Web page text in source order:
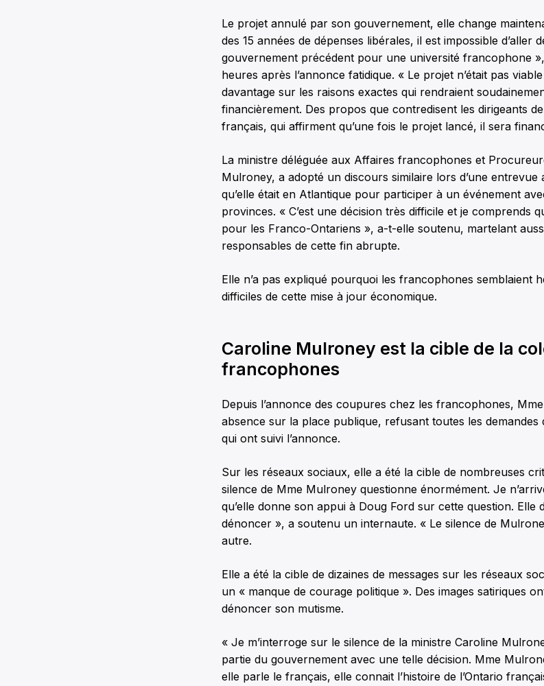
Le projet annulé par son gouvernement, elle change
des 15 années de dépenses libérales, il est impossible d’aller
gouvernement précédent pour une université francophone
heures après l’annonce fatidique. « Le projet n’était pas
davantage sur les raisons exactes qui rendraient
financièrement. Des propos que contredisent les dirigeants de
français, qui affirment qu’une fois le projet lancé, il sera
La ministre déléguée aux Affaires francophones et
Mulroney, a adopté un discours similaire lors d’une entrevue
qu’elle était en Atlantique pour participer à un événement
provinces. « C’est une décision très difficile et je comprends
pour les Franco-Ontariens », a-t-elle soutenu, martelant
responsables de cette fin abrupte.
Elle n’a pas expliqué pourquoi les francophones semblaient
difficiles de cette mise à jour économique.
Caroline Mulroney est la cible de la
francophones
Depuis l’annonce des coupures chez les francophones,
absence sur la place publique, refusant toutes les demandes
qui ont suivi l’annonce.
Sur les réseaux sociaux, elle a été la cible de nombreuses
silence de Mme Mulroney questionne énormément. Je
qu’elle donne son appui à Doug Ford sur cette question. Elle
dénoncer », a soutenu un internaute. « Le silence de
autre.
Elle a été la cible de dizaines de messages sur les réseaux
un « manque de courage politique ». Des images satiriques
dénoncer son mutisme.
« Je m’interroge sur le silence de la ministre Caroline
partie du gouvernement avec une telle décision. Mme
elle parle le français, elle connait l’histoire de l’Ontario